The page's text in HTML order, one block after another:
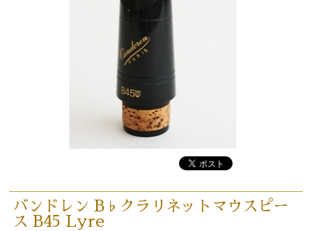
バンドレン B♭クラリネットマウスピー
ス B45 Lyre